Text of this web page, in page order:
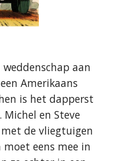
aan
Amerikaans
is het dapperst
en Steve
de vliegtuigen
eens mee in